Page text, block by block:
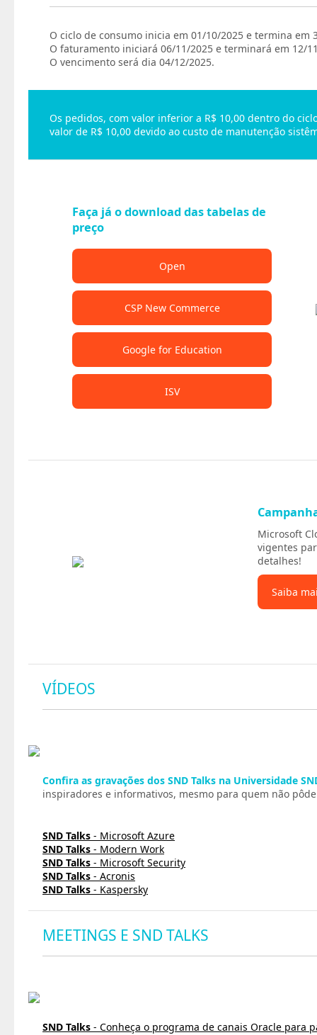
O ciclo de consumo inicia em 01/10/2025 e termina em
O faturamento iniciará 06/11/2025 e terminará em 12/
O vencimento será dia 04/12/2025.
Os pedidos, com valor inferior a R$ 10,00 dentro do
valor de R$ 10,00 devido ao custo de manutenção
Faça já o download das tabelas de
preço
Open
CSP New Commerce
Google for Education
ISV
Microsoft
vigentes
detalhes!
Saiba
VÍDEOS
Confira as gravações dos SND Talks na Universidade
inspiradores e informativos, mesmo para quem não
SND Talks - Microsoft Azure
SND Talks - Modern Work
SND Talks - Microsoft Security
SND Talks - Acronis
SND Talks - Kaspersky
MEETINGS E SND TALKS
SND Talks - Conheça o programa de canais Oracle para